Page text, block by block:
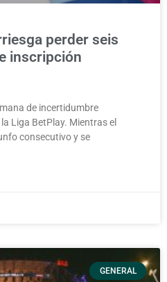
perder seis
inscripción
de incertidumbre
Liga BetPlay. Mientras el
consecutivo y se
GENERAL